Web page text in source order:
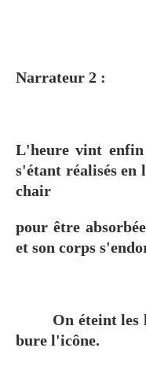
Narrateur 2 :
L'heure vint
s'étant réalisés en
chair
pour être
et son corps
On éteint les
bure l'icône.